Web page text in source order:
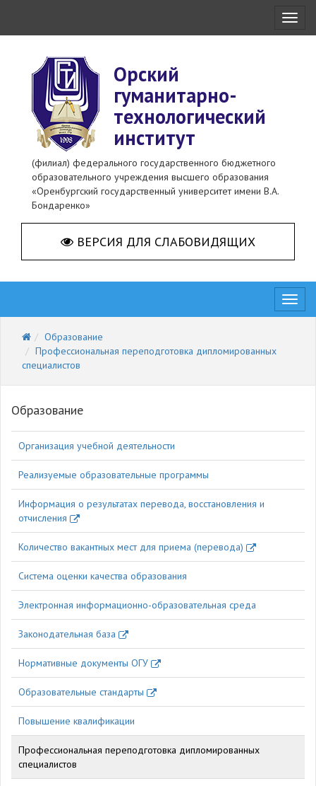
Орский
гуманитарно-
технологический
институт
(филиал) федерального государственного бюджетного
образовательного учреждения высшего образования
«Оренбургский государственный университет имени В.А.
Бондаренко»
ВЕРСИЯ ДЛЯ СЛАБОВИДЯЩИХ
Образование
Профессиональная переподготовка дипломированных
специалистов
Образование
Организация учебной деятельности
Реализуемые образовательные программы
Информация о результатах перевода, восстановления и
отчисления
Количество вакантных мест для приема (перевода)
Система оценки качества образования
Электронная информационно-образовательная среда
Законодательная база
Нормативные документы ОГУ
Образовательные стандарты
Повышение квалификации
Профессиональная переподготовка дипломированных
специалистов